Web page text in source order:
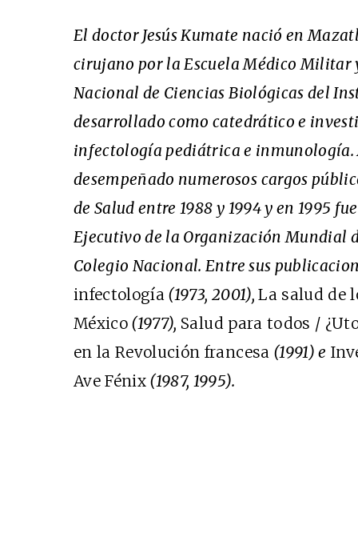
El doctor Jesús Kumate nació en
cirujano por la Escuela Médico Militar
Nacional de Ciencias Biológicas del
desarrollado como catedrático e
infectología pediátrica e inmunología.
desempeñado numerosos cargos
de Salud entre 1988 y 1994 y en 1995
Ejecutivo de la Organización Mundial
Colegio Nacional. Entre sus
infectología (1973, 2001),La salud de
México (1977), Salud para todos /
en la Revolución francesa (1991) e
Ave Fénix (1987, 1995).
Cine desde los
SUSCRÍBETE